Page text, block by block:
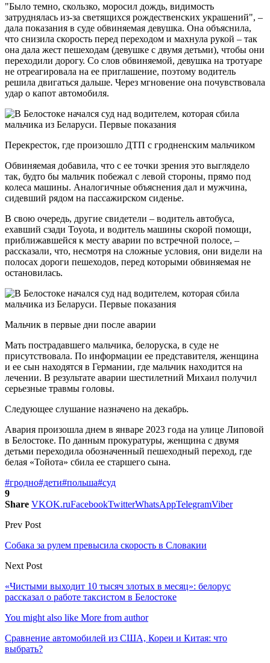
"Было темно, скользко, моросил дождь, видимость
затруднялась из-за светящихся рождественских украшений", –
дала показания в суде обвиняемая девушка. Она объяснила,
что снизила скорость перед переходом и махнула рукой – так
она дала жест пешеходам (девушке с двумя детьми), чтобы они
переходили дорогу. Со слов обвиняемой, девушка на тротуаре
не отреагировала на ее приглашение, поэтому водитель
решила двигаться дальше. Через мгновение она почувствовала
удар о капот автомобиля.
Перекресток, где произошло ДТП с гродненским мальчиком
Обвиняемая добавила, что с ее точки зрения это выглядело
так, будто бы мальчик побежал с левой стороны, прямо под
колеса машины. Аналогичные объяснения дал и мужчина,
сидевший рядом на пассажирском сиденье.
В свою очередь, другие свидетели – водитель автобуса,
ехавший сзади Toyota, и водитель машины скорой помощи,
приближавшейся к месту аварии по встречной полосе, –
рассказали, что, несмотря на сложные условия, они видели на
полосах дороги пешеходов, перед которыми обвиняемая не
остановилась.
Мальчик в первые дни после аварии
Мать пострадавшего мальчика, белоруска, в суде не
присутствовала. По информации ее представителя, женщина
и ее сын находятся в Германии, где мальчик находится на
лечении. В результате аварии шестилетний Михаил получил
серьезные травмы головы.
Следующее слушание назначено на декабрь.
Авария произошла днем ​​в январе 2023 года на улице Липовой
в Белостоке. По данным прокуратуры, женщина с двумя
детьми переходила обозначенный пешеходный переход, где
белая «Тойота» сбила ее старшего сына.
#гродно#дети#польша#суд
9
Share VKOK.ruFacebookTwitterWhatsAppTelegramViber
Prev Post
Собака за рулем превысила скорость в Словакии
Next Post
«Чистыми выходит 10 тысяч злотых в месяц»: белорус
рассказал о работе таксистом в Белостоке
You might also like More from author
Сравнение автомобилей из США, Кореи и Китая: что
выбрать?